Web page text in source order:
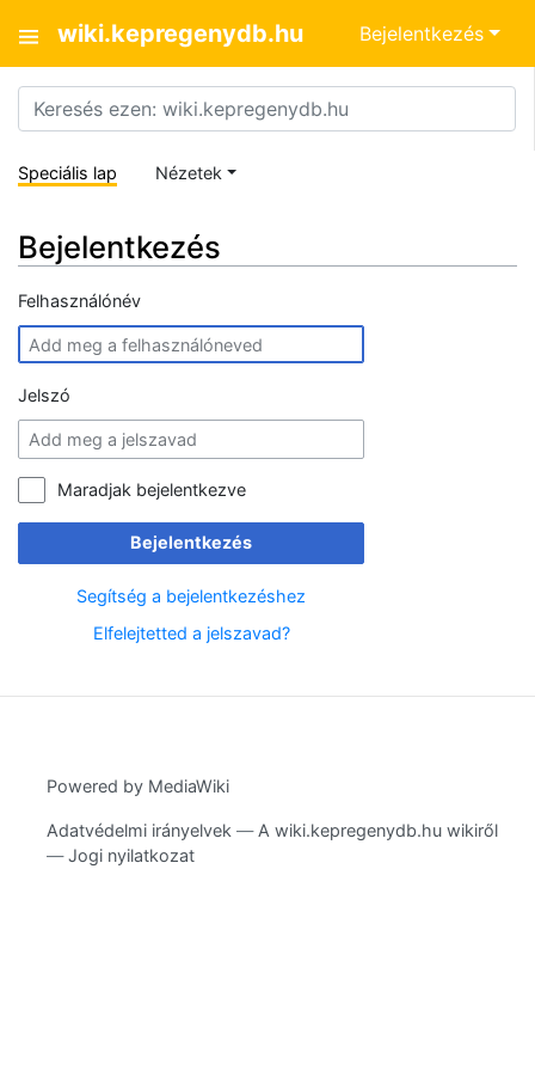
wiki.kepregenydb.hu Bejelentkezés
Speciális lap Nézetek
Bejelentkezés
Felhasználónév
Jelszó
Maradjak bejelentkezve
Bejelentkezés
Segítség a bejelentkezéshez
Elfelejtetted a jelszavad?
Powered by MediaWiki
Adatvédelmi irányelvek
A wiki.kepregenydb.hu wikiről
Jogi nyilatkozat